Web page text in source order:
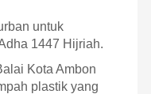
untuk
1447 Hijriah.
Kota Ambon
plastik yang